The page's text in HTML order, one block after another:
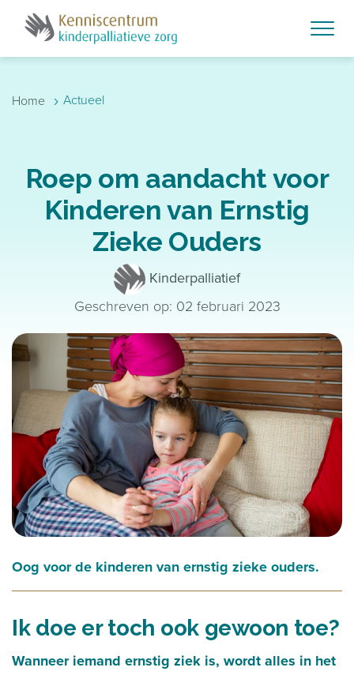
Skip to main content
Home › Actueel
Roep om aandacht voor
Kinderen van Ernstig
Zieke Ouders
Kinderpalliatief
Geschreven op: 02 februari 2023
Oog voor de kinderen van ernstig zieke ouders.
Ik doe er toch ook gewoon toe?
Wanneer iemand ernstig ziek is, wordt alles in het